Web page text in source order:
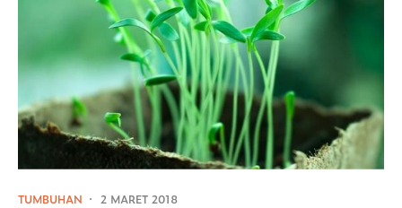
TUMBUHAN 2 MARET 2018